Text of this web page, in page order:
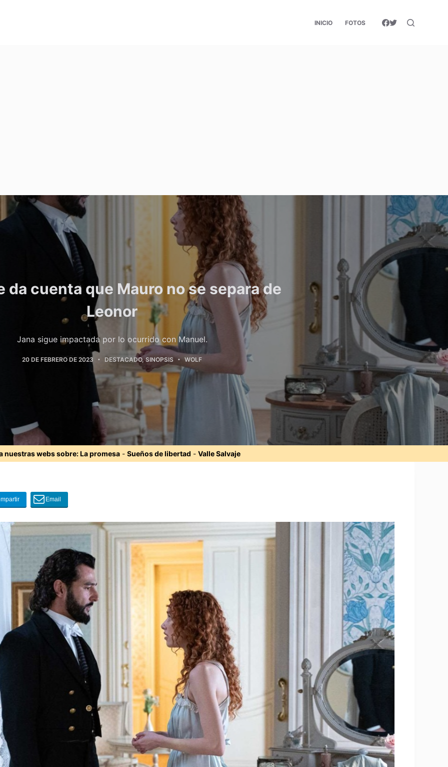
INICIO FOTOS
da cuenta que Mauro no se separa de
Leonor
Jana sigue impactada por lo ocurrido con Manuel.
20 DE FEBRERO DE 2023 DESTACADO,SINOPSIS WOLF
nuestras webs sobre:La promesa - Sueños de libertad - Valle Salvaje